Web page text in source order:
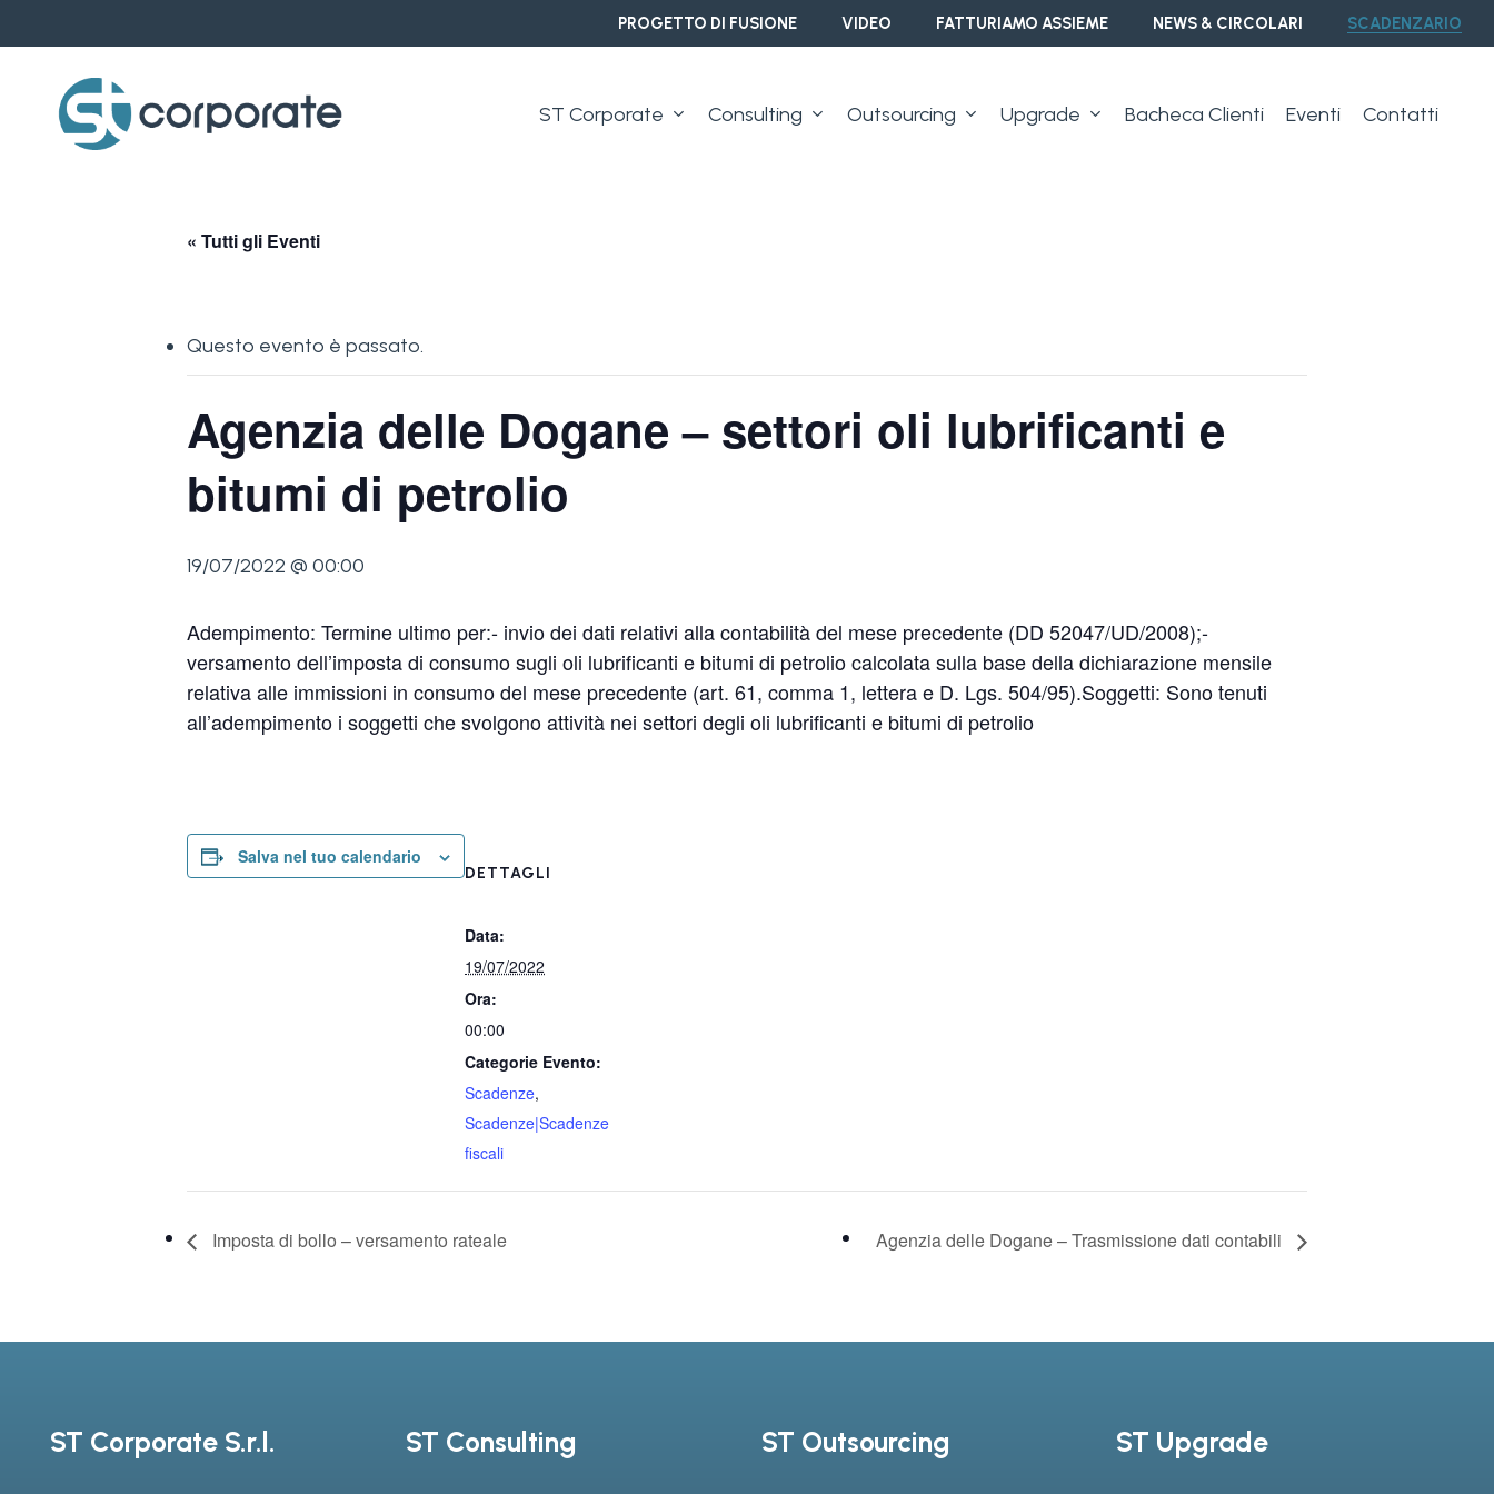
to
content
PROGETTO DI FUSIONE VIDEO FATTURIAMO ASSIEME NEWS & CIRCOLARI SCADENZARIO
ST Corporate Consulting Outsourcing Upgrade Bacheca Clienti Eventi Contatti
« Tutti gli Eventi
Questo evento è passato.
Agenzia delle Dogane – settori oli lubrificanti e
bitumi di petrolio
19/07/2022 @ 00:00
Adempimento: Termine ultimo per:- invio dei dati relativi alla contabilità del mese precedente (DD 52047/UD/2008);-
versamento dell’imposta di consumo sugli oli lubrificanti e bitumi di petrolio calcolata sulla base della dichiarazione mensile
relativa alle immissioni in consumo del mese precedente (art. 61, comma 1, lettera e D. Lgs. 504/95).Soggetti: Sono tenuti
all’adempimento i soggetti che svolgono attività nei settori degli oli lubrificanti e bitumi di petrolio
Salva nel tuo calendario
DETTAGLI
Data:
19/07/2022
Ora:
00:00
Categorie Evento:
Scadenze,
Scadenze|Scadenze
fiscali
Imposta di bollo – versamento rateale Agenzia delle Dogane – Trasmissione dati contabili
ST Corporate S.r.l. ST Consulting ST Outsourcing ST Upgrade